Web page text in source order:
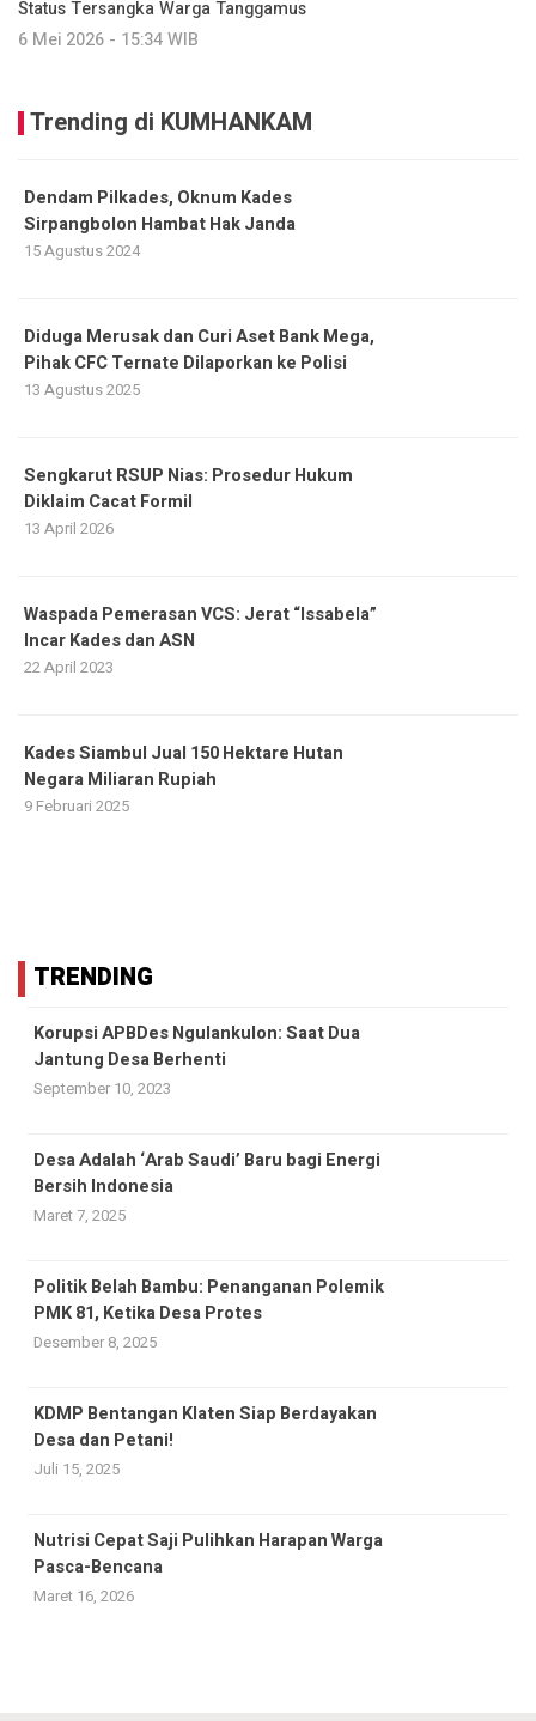
Status Tersangka Warga Tanggamus
6 Mei 2026 - 15:34 WIB
Trending di KUMHANKAM
Dendam Pilkades, Oknum Kades
Sirpangbolon Hambat Hak Janda
15 Agustus 2024
Diduga Merusak dan Curi Aset Bank Mega,
Pihak CFC Ternate Dilaporkan ke Polisi
13 Agustus 2025
Sengkarut RSUP Nias: Prosedur Hukum
Diklaim Cacat Formil
13 April 2026
Waspada Pemerasan VCS: Jerat “Issabela”
Incar Kades dan ASN
22 April 2023
Kades Siambul Jual 150 Hektare Hutan
Negara Miliaran Rupiah
9 Februari 2025
TRENDING
Korupsi APBDes Ngulankulon: Saat Dua
Jantung Desa Berhenti
September 10, 2023
Desa Adalah ‘Arab Saudi’ Baru bagi Energi
Bersih Indonesia
Maret 7, 2025
Politik Belah Bambu: Penanganan Polemik
PMK 81, Ketika Desa Protes
Desember 8, 2025
KDMP Bentangan Klaten Siap Berdayakan
Desa dan Petani!
Juli 15, 2025
Nutrisi Cepat Saji Pulihkan Harapan Warga
Pasca-Bencana
Maret 16, 2026